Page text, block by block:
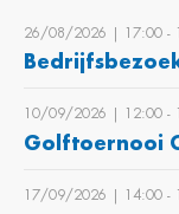
26/08/2026 | 17:00 ‐
10/09/2026 | 12:00 ‐
Golftoernooi
17/09/2026 | 14:00 ‐